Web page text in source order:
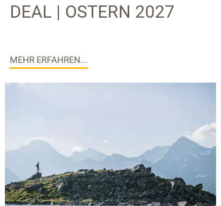
DEAL | OSTERN 2027
MEHR ERFAHREN...